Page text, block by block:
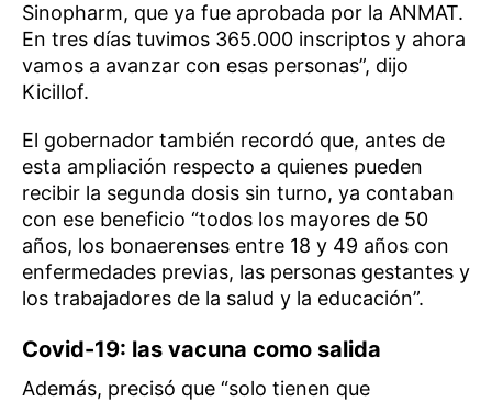
Sinopharm, que ya fue aprobada por la ANMAT.
En tres días tuvimos 365.000 inscriptos y ahora
vamos a avanzar con esas personas”, dijo
Kicillof.
El gobernador también recordó que, antes de
esta ampliación respecto a quienes pueden
recibir la segunda dosis sin turno, ya contaban
con ese beneficio “todos los mayores de 50
años, los bonaerenses entre 18 y 49 años con
enfermedades previas, las personas gestantes y
los trabajadores de la salud y la educación”.
Covid-19: las vacuna como salida
Además, precisó que “solo tienen que